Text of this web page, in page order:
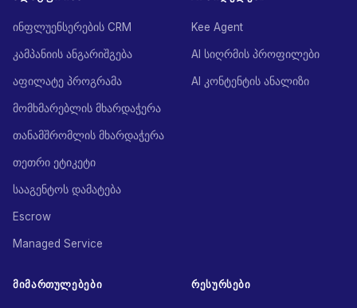
ინფლუენსერების CRM
კამპანიის ანგარიშგება
აფილატე პროგრამა
მომხმარებლის მხარდაჭერა
თანამშრომლის მხარდაჭერა
თეთრი ეტიკეტი
სააგენტოს დამატება
Escrow
Managed Service
Kee Agent
AI სიღრმის პროფილები
AI კონტენტის ანალიზი
ᲛᲘᲛᲐᲠᲗᲣᲚᲔᲑᲔᲑᲘ ᲠᲔᲡᲣᲠᲡᲔᲑᲘ